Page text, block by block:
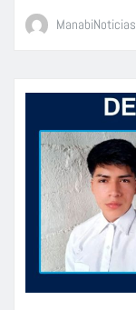
ManabiNoticias